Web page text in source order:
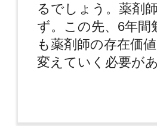
るでしょう。薬剤
ず。この先、6年
も薬剤師の存在価
変えていく必要が